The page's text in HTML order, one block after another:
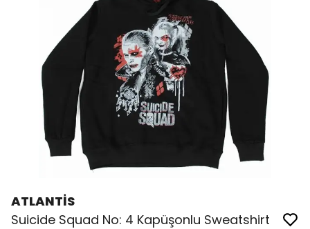
ATLANTİS
Suicide Squad No: 4 Kapüşonlu Sweatshirt